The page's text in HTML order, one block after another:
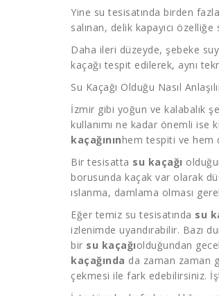
Yine su tesisatında birden
salınan, delik kapayıcı
Daha ileri düzeyde, şebeke
kaçağı tespit edilerek, aynı
Su Kaçağı Olduğu Nasıl
İzmir gibi yoğun ve kalabalık
kullanımı ne kadar önemli ise
kaçağınınhem tespiti ve hem
Bir tesisatta su kaçağı
borusunda kaçak var olarak
ıslanma, damlama olması
Eğer temiz su tesisatında su
izlenimde uyandırabilir. Bazı
bir su kaçağıolduğundan
kaçağında da zaman zaman
çekmesi ile fark edebilirsiniz.